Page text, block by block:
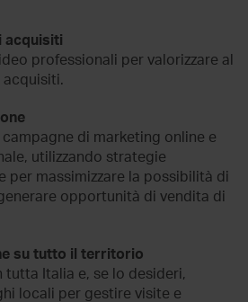
acquisiti
professionali per valorizzare al
acquisiti.
di marketing online e
utilizzando strategie
per massimizzare la possibilità di
opportunità di vendita di
su tutto il territorio
tutta Italia e, se lo desideri,
locali per gestire visite e